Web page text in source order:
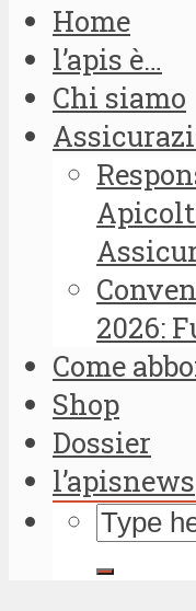
Home
l’apis è…
Chi siamo
2026:
Come
Shop
Dossier
l’apisnews